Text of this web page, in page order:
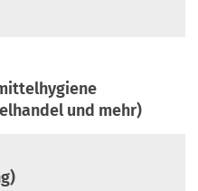
und mehr)